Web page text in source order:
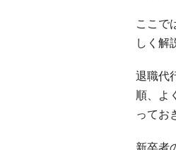
ここで
しく解
退職代
順、よ
ってお
新卒者